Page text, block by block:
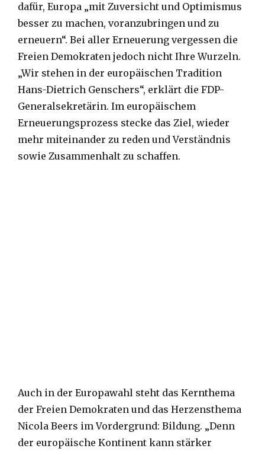
dafür, Europa „mit Zuversicht und Optimismus
besser zu machen, voranzubringen und zu
erneuern“. Bei aller Erneuerung vergessen die
Freien Demokraten jedoch nicht Ihre Wurzeln.
„Wir stehen in der europäischen Tradition
Hans-Dietrich Genschers“, erklärt die FDP-
Generalsekretärin. Im europäischem
Erneuerungsprozess stecke das Ziel, wieder
mehr miteinander zu reden und Verständnis
sowie Zusammenhalt zu schaffen.
Auch in der Europawahl steht das Kernthema
der Freien Demokraten und das Herzensthema
Nicola Beers im Vordergrund: Bildung. „Denn
der europäische Kontinent kann stärker